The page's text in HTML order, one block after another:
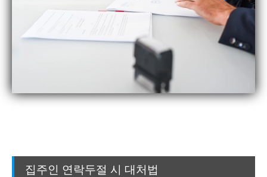
집주인 연락두절 시 대처법